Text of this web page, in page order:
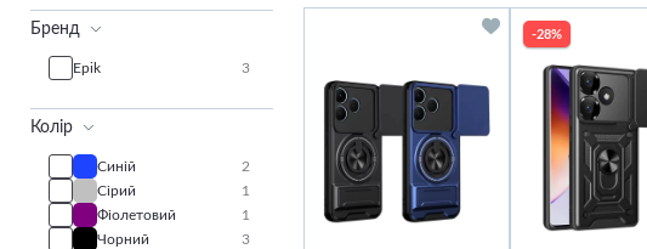
Бренд
Epik 3
Колір
Синій
2
Сірий
1
Фіолетовий
1
Чорний
3
від дешевих до дорогих
від дорогих до дешевих
новинки
-28%